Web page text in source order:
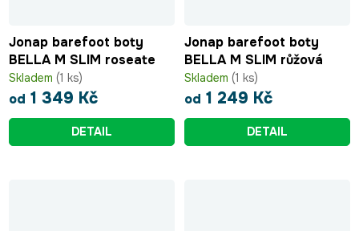
Jonap barefoot boty
BELLA M SLIM roseate
Skladem (1 ks)
od 1 349 Kč
DETAIL
Jonap barefoot boty
BELLA M SLIM růžová
Skladem (1 ks)
od 1 249 Kč
DETAIL